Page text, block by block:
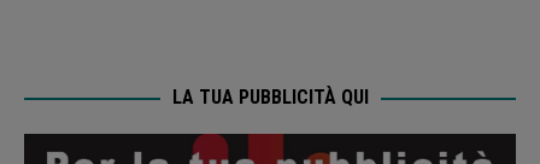
LA TUA PUBBLICITÀ QUI